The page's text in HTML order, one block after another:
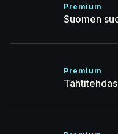
Premium
Suomen
Premium
Tähtitehdas